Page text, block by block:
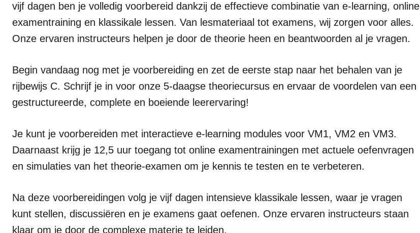
vijf dagen ben je volledig voorbereid dankzij de effectieve combinatie van e-learning, online
examentraining en klassikale lessen. Van lesmateriaal tot examens, wij zorgen voor alles.
Onze ervaren instructeurs helpen je door de theorie heen en beantwoorden al je vragen.
Begin vandaag nog met je voorbereiding en zet de eerste stap naar het behalen van je
rijbewijs C. Schrijf je in voor onze 5-daagse theoriecursus en ervaar de voordelen van een
gestructureerde, complete en boeiende leerervaring!
Je kunt je voorbereiden met interactieve e-learning modules voor VM1, VM2 en VM3.
Daarnaast krijg je 12,5 uur toegang tot online examentrainingen met actuele oefenvragen
en simulaties van het theorie-examen om je kennis te testen en te verbeteren.
Na deze voorbereidingen volg je vijf dagen intensieve klassikale lessen, waar je vragen
kunt stellen, discussiëren en je examens gaat oefenen. Onze ervaren instructeurs staan
klaar om je door de complexe materie te leiden.